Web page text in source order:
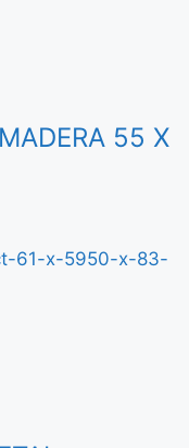
55 X